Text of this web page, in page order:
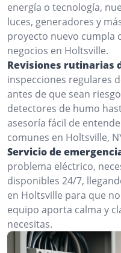
energía o tecnología,
luces, generadores y
proyecto nuevo cumpla
negocios en Holtsville.
Revisiones rutinarias
inspecciones regulares
antes de que sean
detectores de humo
asesoría fácil de
comunes en Holtsville,
Servicio de
problema eléctrico,
disponibles 24/7,
en Holtsville para que
equipo aporta calma y
necesitas.